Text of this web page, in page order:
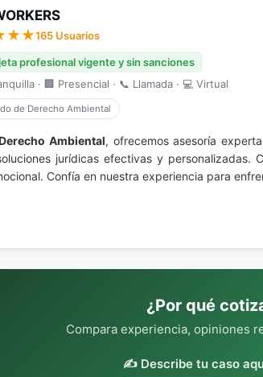
165 Usuarios
profesional vigente y sin sanciones
· 🏢 Presencial · 📞 Llamada · 💻 Virtual
de Derecho Ambiental
Ambiental, ofrecemos asesoría
jurídicas efectivas y
Confía en nuestra experiencia para
¿Por qué
Compara experiencia, opiniones
✍️ Describe tu caso